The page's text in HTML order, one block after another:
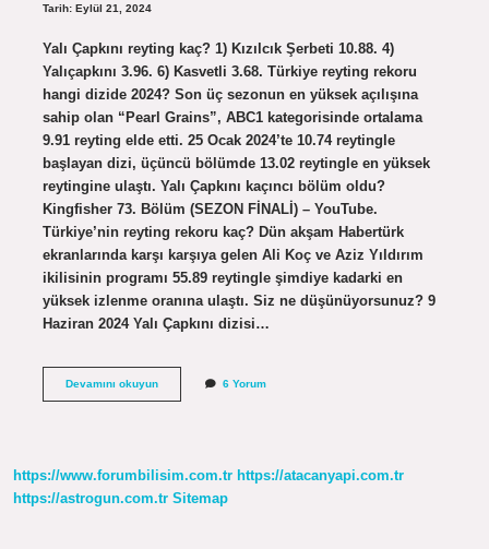
Tarih: Eylül 21, 2024
Yalı Çapkını reyting kaç? 1) Kızılcık Şerbeti 10.88. 4)
Yalıçapkını 3.96. 6) Kasvetli 3.68. Türkiye reyting rekoru
hangi dizide 2024? Son üç sezonun en yüksek açılışına
sahip olan “Pearl Grains”, ABC1 kategorisinde ortalama
9.91 reyting elde etti. 25 Ocak 2024’te 10.74 reytingle
başlayan dizi, üçüncü bölümde 13.02 reytingle en yüksek
reytingine ulaştı. Yalı Çapkını kaçıncı bölüm oldu?
Kingfisher 73. Bölüm (SEZON FİNALİ) – YouTube.
Türkiye’nin reyting rekoru kaç? Dün akşam Habertürk
ekranlarında karşı karşıya gelen Ali Koç ve Aziz Yıldırım
ikilisinin programı 55.89 reytingle şimdiye kadarki en
yüksek izlenme oranına ulaştı. Siz ne düşünüyorsunuz? 9
Haziran 2024 Yalı Çapkını dizisi…
Devamını okuyunYalı
6 Yorum
https://www.forumbilisim.com.tr https://atacanyapi.com.tr
https://astrogun.com.tr Sitemap